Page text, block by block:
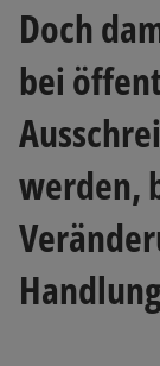
Doch
bei
werden,